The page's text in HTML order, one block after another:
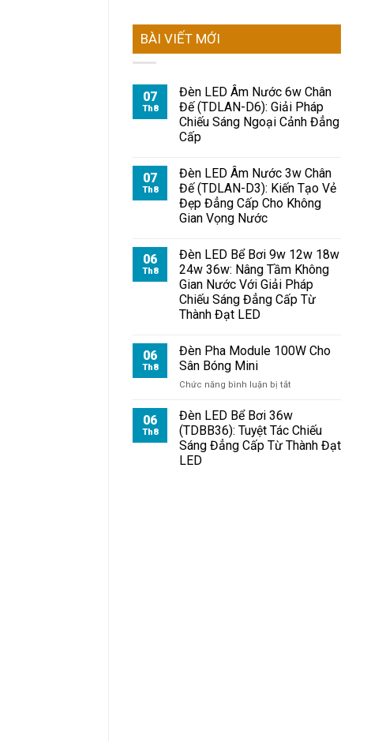
BÀI VIẾT MỚI
07
Th8
Đèn LED Âm Nước 6w Chân
Đế (TDLAN-D6): Giải Pháp
Chiếu Sáng Ngoại Cảnh Đẳng
Cấp
07
Th8
Đèn LED Âm Nước 3w Chân
Đế (TDLAN-D3): Kiến Tạo Vẻ
Đẹp Đẳng Cấp Cho Không
Gian Vọng Nước
06
Th8
Đèn LED Bể Bơi 9w 12w 18w
24w 36w: Nâng Tầm Không
Gian Nước Với Giải Pháp
Chiếu Sáng Đẳng Cấp Từ
Thành Đạt LED
06
Th8
Đèn Pha Module 100W Cho
Sân Bóng Mini
Chức năng bình luận bị tắt
Pha
Module
100W
Cho
06
Th8
Đèn LED Bể Bơi 36w
(TDBB36): Tuyệt Tác Chiếu
Sáng Đẳng Cấp Từ Thành Đạt
LED